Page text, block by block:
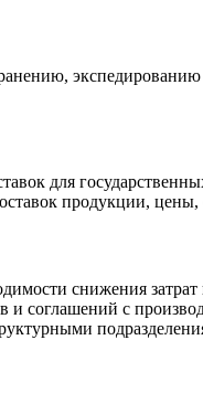
для
продукции,
снижения
соглашений с